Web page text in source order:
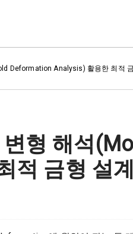
Deformation Analysis) 활용한 최적
형 해석
적 금형 설계